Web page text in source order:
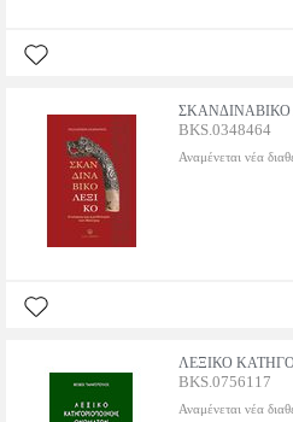
ΣΚΑΝΔΙΝΑΒΙΚΟ
BKS.0348464
Αναμένεται νέα
ΛΕΞΙΚΟ
BKS.0756117
Αναμένεται νέα